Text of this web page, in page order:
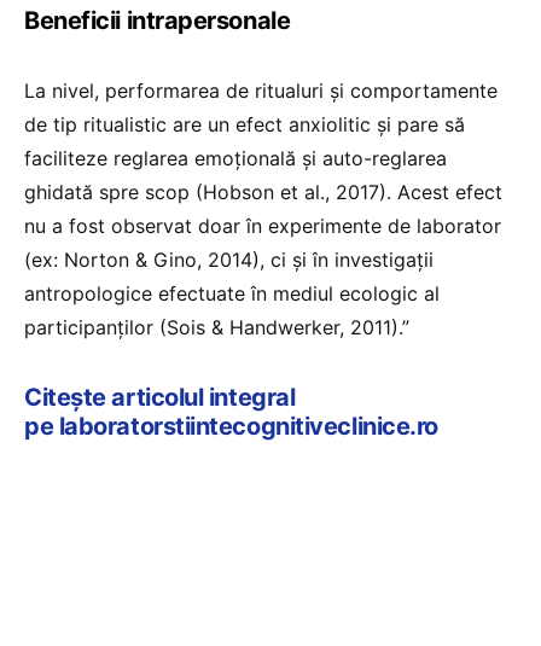
Beneficii intrapersonale
La nivel, performarea de ritualuri și comportamente
de tip ritualistic are un efect anxiolitic și pare să
faciliteze reglarea emoțională și auto-reglarea
ghidată spre scop (Hobson et al., 2017). Acest efect
nu a fost observat doar în experimente de laborator
(ex: Norton & Gino, 2014), ci și în investigații
antropologice efectuate în mediul ecologic al
participanților (Sois & Handwerker, 2011).”
Citește articolul integral
pe laboratorstiintecognitiveclinice.ro